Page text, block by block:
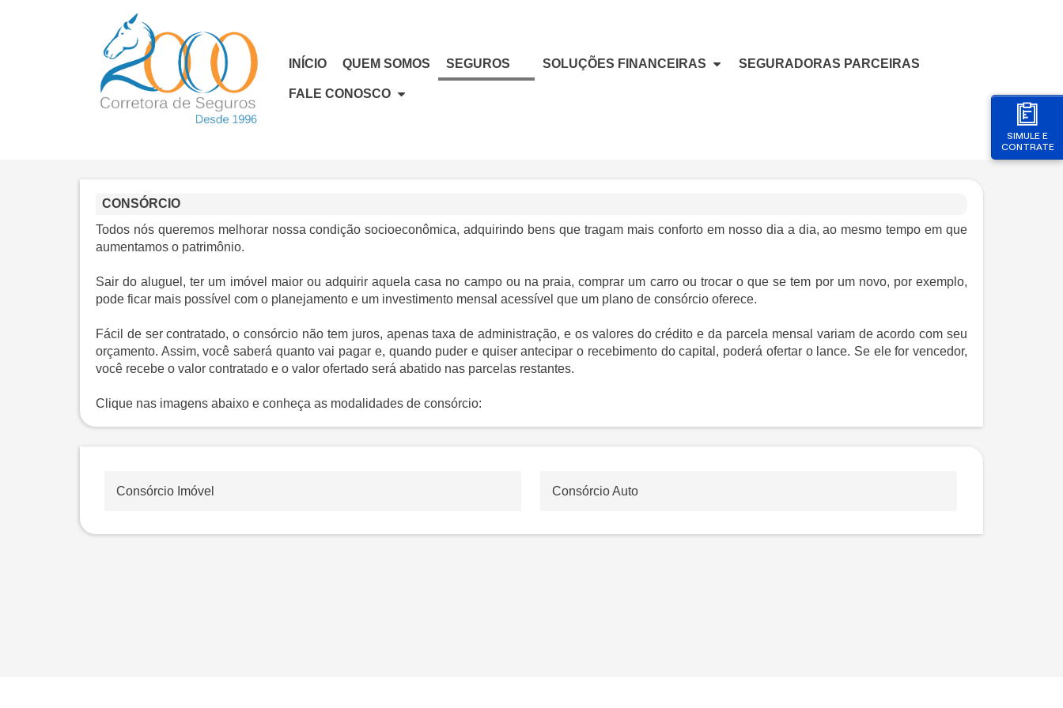
SIMULE E
CONTRATE
INÍCIO QUEM SOMOS SEGUROS SOLUÇÕES FINANCEIRAS SEGURADORAS PARCEIRAS
FALE CONOSCO
CONSÓRCIO
Todos nós queremos melhorar nossa condição socioeconômica, adquirindo bens que tragam mais conforto em nosso dia a dia, ao mesmo tempo em que
aumentamos o patrimônio.
Sair do aluguel, ter um imóvel maior ou adquirir aquela casa no campo ou na praia, comprar um carro ou trocar o que se tem por um novo, por exemplo,
pode ficar mais possível com o planejamento e um investimento mensal acessível que um plano de consórcio oferece.
Fácil de ser contratado, o consórcio não tem juros, apenas taxa de administração, e os valores do crédito e da parcela mensal variam de acordo com seu
orçamento. Assim, você saberá quanto vai pagar e, quando puder e quiser antecipar o recebimento do capital, poderá ofertar o lance. Se ele for vencedor,
você recebe o valor contratado e o valor ofertado será abatido nas parcelas restantes.
Clique nas imagens abaixo e conheça as modalidades de consórcio:
Consórcio Imóvel Consórcio Auto